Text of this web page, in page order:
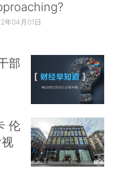
年04月01日
部
伦